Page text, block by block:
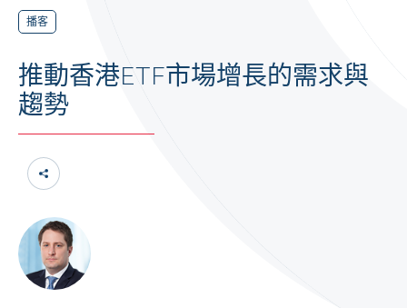
播客
推動香港ETF市場增長的需求與
趨勢